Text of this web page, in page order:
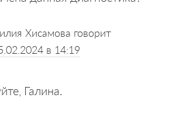
Хисамова говорит
в 14:19
Галина.